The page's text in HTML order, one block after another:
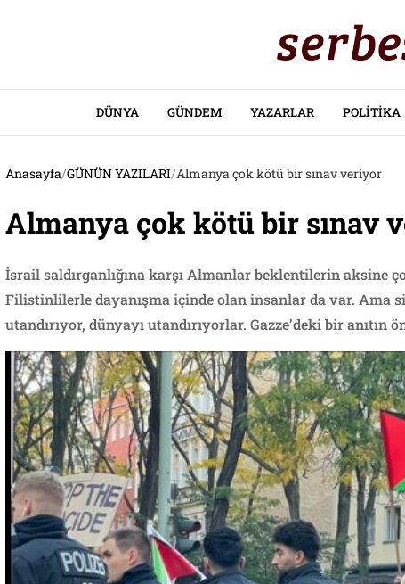
DÜNYA GÜNDEM YAZARLAR POLITIKA
Anasayfa/GÜNÜN YAZILARI/Almanya çok kötü bir sınav veriyor
Almanya çok kötü bir sınav
İsrail saldırganlığına karşı Almanlar beklentilerin aksine
Filistinlilerle dayanışma içinde olan insanlar da var. Ama
utandırıyor, dünyayı utandırıyorlar. Gazze’deki bir